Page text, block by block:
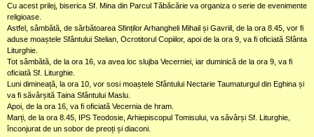
Cu acest prilej, biserica Sf. Mina din Parcul Tăbăcărie va organiza o serie de evenimente
religioase.
Astfel, sâmbătă, de sărbătoarea Sfinților Arhangheli Mihail și Gavriil, de la ora 8.45, vor fi
aduse moaștele Sfântului Stelian, Ocrotitorul Copiilor, apoi de la ora 9, va fi oficiată Sfânta
Liturghie.
Tot sâmbătă, de la ora 16, va avea loc slujba Vecerniei, iar duminică de la ora 9, va fi
oficiată Sf. Liturghie.
Luni dimineață, la ora 10, vor sosi moaștele Sfântului Nectarie Taumaturgul din Eghina și
va fi săvârșită Taina Sfântului Maslu.
Apoi, de la ora 16, va fi oficiată Vecernia de hram.
Marți, de la ora 8.45, IPS Teodosie, Arhiepiscopul Tomisului, va săvârși Sf. Liturghie,
înconjurat de un sobor de preoți și diaconi.